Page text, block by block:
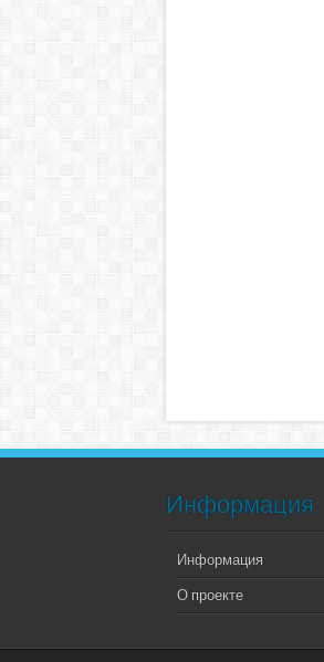
Информация
Информация
О проекте